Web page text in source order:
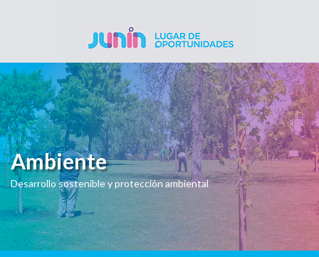
Ambiente
Desarrollo sostenible y protección ambiental